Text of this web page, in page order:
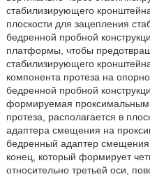
стабилизирующего
плоскости для зацепления
бедренной пробной
платформы, чтобы
стабилизирующего
компонента протеза на
бедренной пробной
формируемая
протеза, располагается в
адаптера смещения на
бедренный адаптер
конец, который формирует
относительно третьей оси,